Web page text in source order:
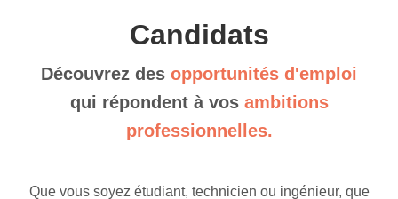
Candidats
Découvrez des opportunités d'emploi
qui répondent à vos ambitions
professionnelles.
Que vous soyez étudiant, technicien ou ingénieur, que